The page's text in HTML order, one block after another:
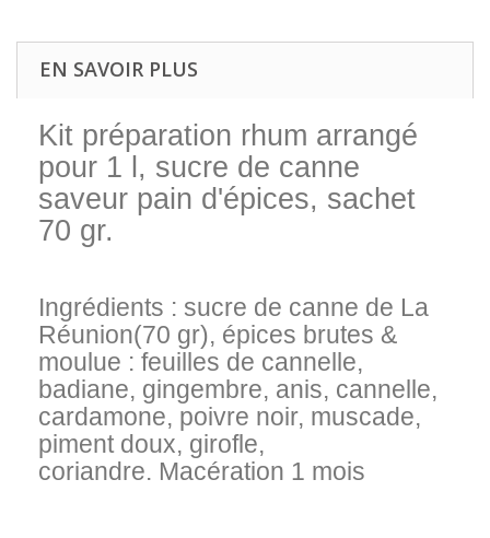
EN SAVOIR PLUS
Kit préparation rhum arrangé
pour 1 l, sucre de canne
saveur pain d'épices, sachet
70 gr.
Ingrédients : sucre de canne de La
Réunion(70 gr), épices brutes &
moulue : feuilles de cannelle,
badiane, gingembre, anis, cannelle,
cardamone, poivre noir, muscade,
piment doux, girofle,
coriandre. Macération 1 mois